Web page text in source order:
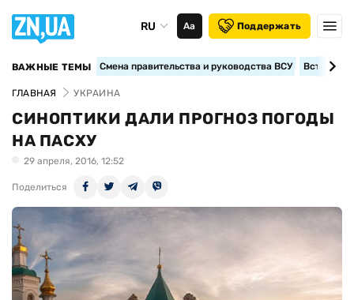
RU Аа Поддержать
ВАЖНЫЕ ТЕМЫ Смена правительства и руководства ВСУ
ГЛАВНАЯ УКРАИНА
СИНОПТИКИ ДАЛИ ПРОГНОЗ ПОГОДЫ
НА ПАСХУ
29 апреля, 2016, 12:52
Поделиться